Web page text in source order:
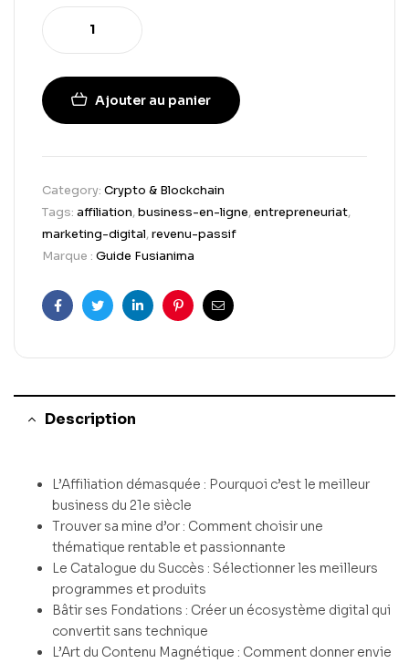
Ajouter au panier
Category: Crypto & Blockchain
Tags: affiliation,business-en-ligne,entrepreneuriat,
marketing-digital,revenu-passif
Marque : Guide Fusianima
FacebookTwitterLinkedinPinterestEmail
Description
L’Affiliation démasquée : Pourquoi c’est le meilleur
business du 21e siècle
Trouver sa mine d’or : Comment choisir une
thématique rentable et passionnante
Le Catalogue du Succès : Sélectionner les meilleurs
programmes et produits
Bâtir ses Fondations : Créer un écosystème digital qui
convertit sans technique
L’Art du Contenu Magnétique : Comment donner envie